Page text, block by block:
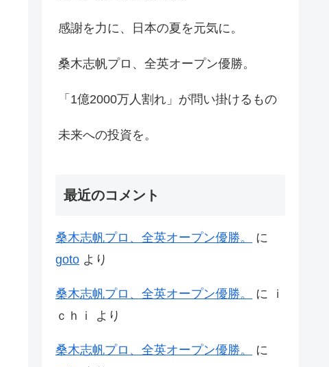
感謝を力に、日本の夏を元気に。
桑木志帆プロ、全英オープン優勝。
「1億2000万人割れ」が問い掛けるもの
未来への投資を。
最近のコメント
桑木志帆プロ、全英オープン優勝。
に
goto より
桑木志帆プロ、全英オープン優勝。 に
ｉ
ｃｈｉ
より
桑木志帆プロ、全英オープン優勝。
に